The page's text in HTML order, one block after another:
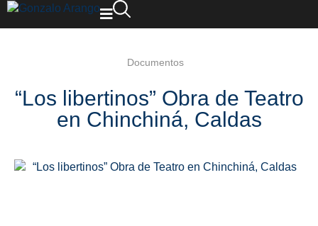
Documentos
“Los libertinos” Obra de Teatro
en Chinchiná, Caldas